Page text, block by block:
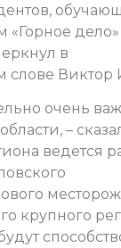
«Горное
в
слове Виктор
очень
–
ведется
крупного